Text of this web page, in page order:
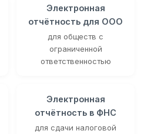
Электронная
отчётность для ООО
для обществ с
ограниченной
ответственностью
Электронная
отчётность в ФНС
для сдачи налоговой